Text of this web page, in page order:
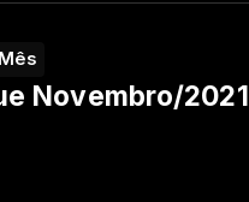
Novembro/2021